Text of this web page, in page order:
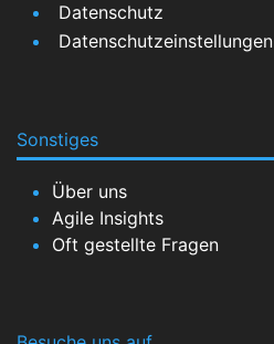
Datenschutz
Datenschutzeinstellungen
Sonstiges
Über uns
Agile Insights
Oft gestellte Fragen